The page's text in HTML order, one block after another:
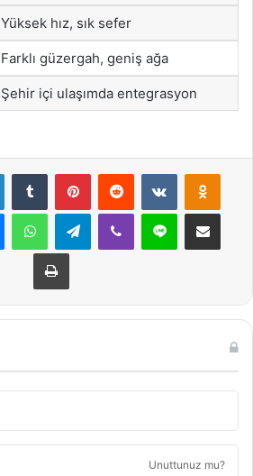
Yüksek hız, sık sefer
Farklı güzergah, geniş ağa
Şehir içi ulaşımda entegrasyon
LinkedInTumblr PinterestReddit VKontakte
MessengerWhatsAppTelegramViber Line E-Posta ile
Yazdır
Unuttunuz mu?